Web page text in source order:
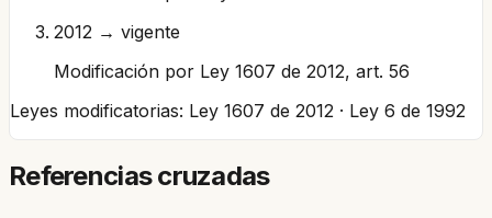
2012 → vigente
Modificación por Ley 1607 de 2012, art. 56
Leyes modificatorias: Ley 1607 de 2012 · Ley 6 de 1992
Referencias cruzadas